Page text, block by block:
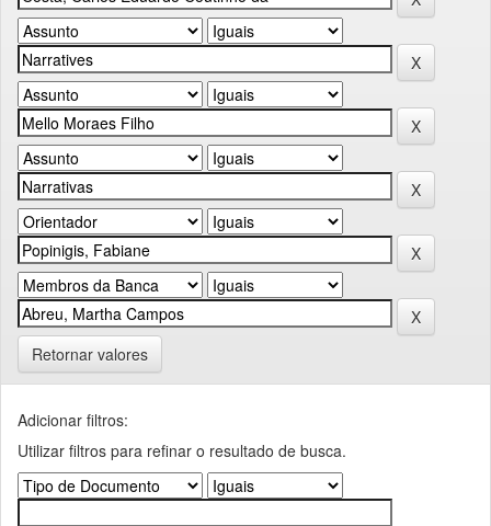
Retornar valores
Adicionar filtros:
Utilizar filtros para refinar o resultado de busca.